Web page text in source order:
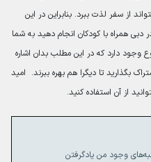
از سفر لذت ببرد. بنابراین در این
دبی همراه با کودکان انجام دهید به شما
وجود دارد که در این مطلب بدان اشاره
بگذارید تا دیگرا هم بهره ببرند. امید
از آن استفاده کنید.
وجود من یادگرفتن